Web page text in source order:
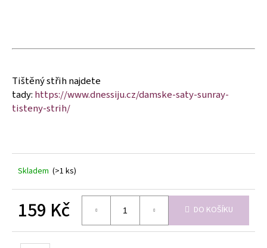
Tištěný střih najdete
tady: https://www.dnessiju.cz/damske-saty-sunray-
tisteny-strih/
Skladem (>1 ks)
159 Kč
cena:
DO KOŠÍKU